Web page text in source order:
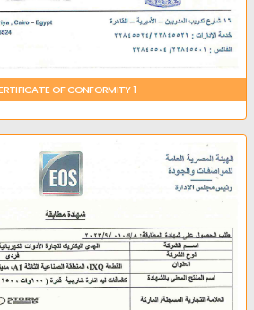
OF CONFORMITY 1